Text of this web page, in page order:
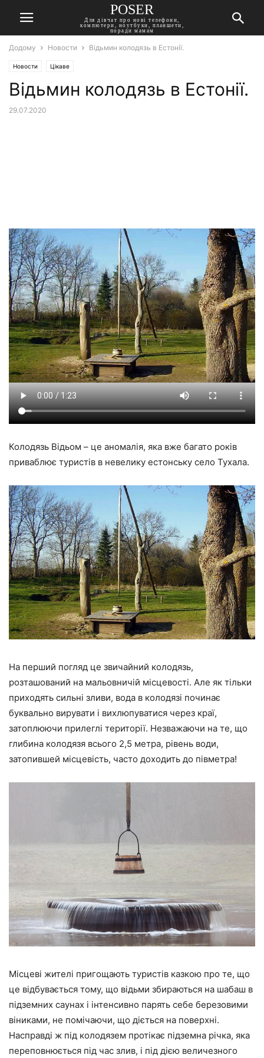
POSER
Для дівчат про нові телефони,
компютери, ноутбуки, планшети,
поради мамам
Додому Новости Відьмин колодязь в Естонії.
Новости Цікаве
Відьмин колодязь в Естонії.
29.07.2020
Колодязь Відьом – це аномалія, яка вже багато років
приваблює туристів в невелику естонську село Тухала.
На перший погляд це звичайний колодязь,
розташований на мальовничій місцевості. Але як тільки
приходять сильні зливи, вода в колодязі починає
буквально вирувати і вихлюпуватися через краї,
затоплюючи прилеглі території. Незважаючи на те, що
глибина колодязя всього 2,5 метра, рівень води,
затопившей місцевість, часто доходить до півметра!
Місцеві жителі пригощають туристів казкою про те, що
це відбувається тому, що відьми збираються на шабаш в
підземних саунах і інтенсивно парять себе березовими
віниками, не помічаючи, що діється на поверхні.
Насправді ж під колодязем протікає підземна річка, яка
переповнюється під час злив, і під дією величезного